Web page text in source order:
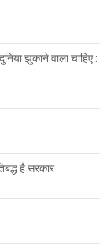
झुकाने वाला चाहिए :
है सरकार